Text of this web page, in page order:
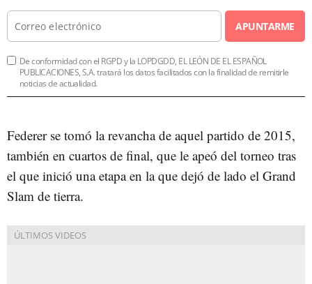
APUNTARME
De conformidad con el RGPD y la LOPDGDD, EL LEÓN DE EL ESPAÑOL
PUBLICACIONES, S.A. tratará los datos facilitados con la finalidad de remitirle
noticias de actualidad.
Federer se tomó la revancha de aquel partido de 2015,
también en cuartos de final, que le apeó del torneo tras
el que inició una etapa en la que dejó de lado el Grand
Slam de tierra.